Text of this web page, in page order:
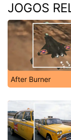
JOGOS
After Burner